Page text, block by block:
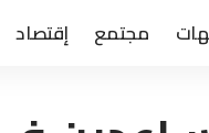
مجتمع إقتصاد